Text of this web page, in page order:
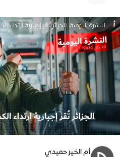
النشرة اليومية: الجزائر تُقر إجبارية ارتداء
أم الخير حميدي